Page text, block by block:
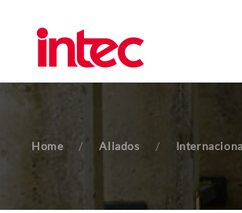
Skip to main content
Home Aliados